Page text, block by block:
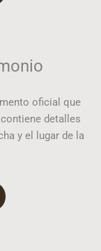
oficial que
detalles
y el lugar de la